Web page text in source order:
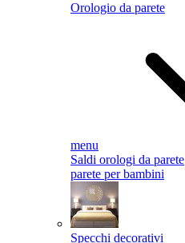
Orologio da parete
menu
Saldi orologi da parete
parete per bambini
Specchi decorativi